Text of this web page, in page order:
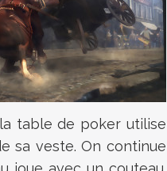
table de poker utilise
sa veste. On continue